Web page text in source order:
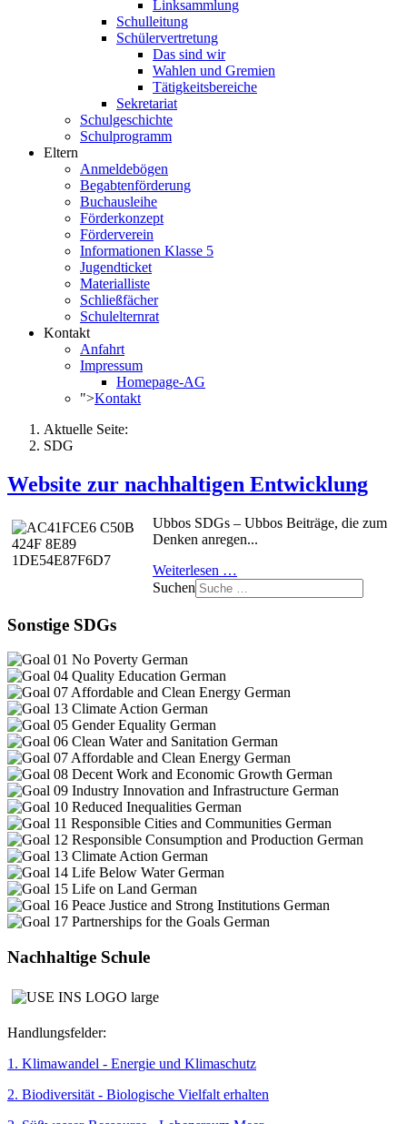
Linksammlung
Schulleitung
Schülervertretung
Das sind wir
Wahlen und Gremien
Tätigkeitsbereiche
Sekretariat
Schulgeschichte
Schulprogramm
Eltern
Anmeldebögen
Begabtenförderung
Buchausleihe
Förderkonzept
Förderverein
Informationen Klasse 5
Jugendticket
Materialliste
Schließfächer
Schulelternrat
Kontakt
Anfahrt
Impressum
Homepage-AG
">Kontakt
Aktuelle Seite:
SDG
Website zur nachhaltigen Entwicklung
Ubbos SDGs – Ubbos Beiträge, die zum
Denken anregen...
Weiterlesen …
Suchen
Sonstige SDGs
Nachhaltige Schule
Handlungsfelder:
1. Klimawandel - Energie und Klimaschutz
2. Biodiversität - Biologische Vielfalt erhalten